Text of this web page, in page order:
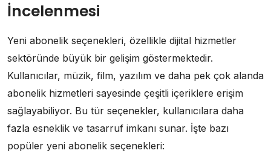
İncelenmesi
Yeni abonelik seçenekleri, özellikle dijital hizmetler
sektöründe büyük bir gelişim göstermektedir.
Kullanıcılar, müzik, film, yazılım ve daha pek çok alanda
abonelik hizmetleri sayesinde çeşitli içeriklere erişim
sağlayabiliyor. Bu tür seçenekler, kullanıcılara daha
fazla esneklik ve tasarruf imkanı sunar. İşte bazı
popüler yeni abonelik seçenekleri: